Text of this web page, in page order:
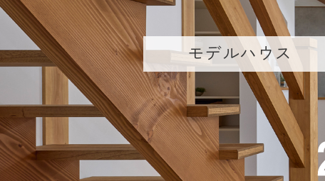
モデルハウス